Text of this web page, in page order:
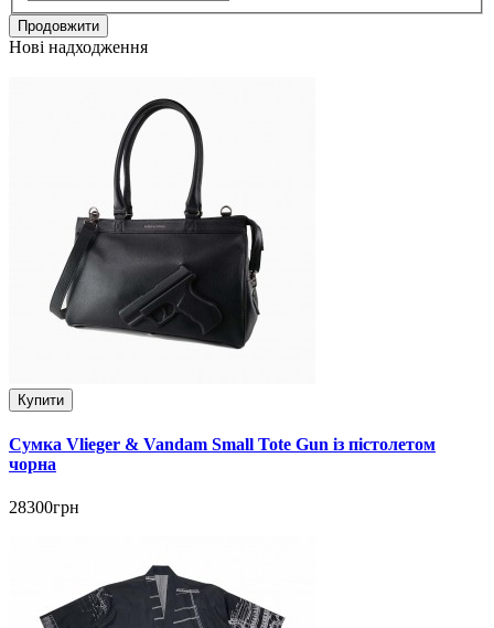
Продовжити
Нові надходження
Купити
Сумка Vlieger & Vandam Small Tote Gun із пістолетом
чорна
28300грн